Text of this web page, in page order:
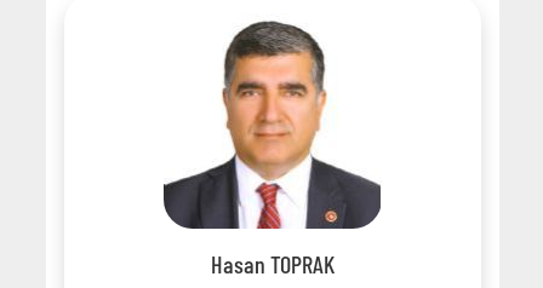
Hasan TOPRAK